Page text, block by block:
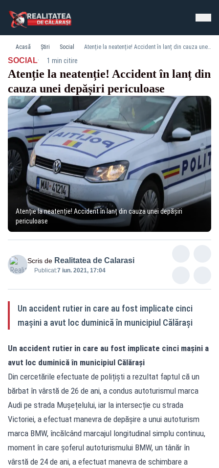
Acasă Știri Social Atenție la neatenție! Accident în lanț din cauza unei depășiri periculoase
SOCIAL· 1 min citire
Atenție la neatenție! Accident în lanț din
cauza unei depășiri periculoase
Atenție la neatenție! Accident în lanț din cauza unei depășiri
periculoase
Scris de Realitatea de Calarasi
Publicat:7 iun. 2021, 17:04
Un accident rutier in care au fost implicate cinci
mașini a avut loc duminică în municipiul Călărași
Un accident rutier in care au fost implicate cinci mașini a
avut loc duminică în municipiul Călărași
Din cercetările efectuate de polițiști a rezultat faptul că un
bărbat în vârstă de 26 de ani, a condus autoturismul marca
Audi pe strada Mușețelului, iar la intersecție cu strada
Victoriei, a efectuat manevra de depășire a unui autoturism
marca BMW, încălcând marcajul longitudinal simplu continuu,
moment în care șoferul autoturismului BMW, un tânăr în
vârstă de 24 de ani, a efectuat manevra de schimbare a